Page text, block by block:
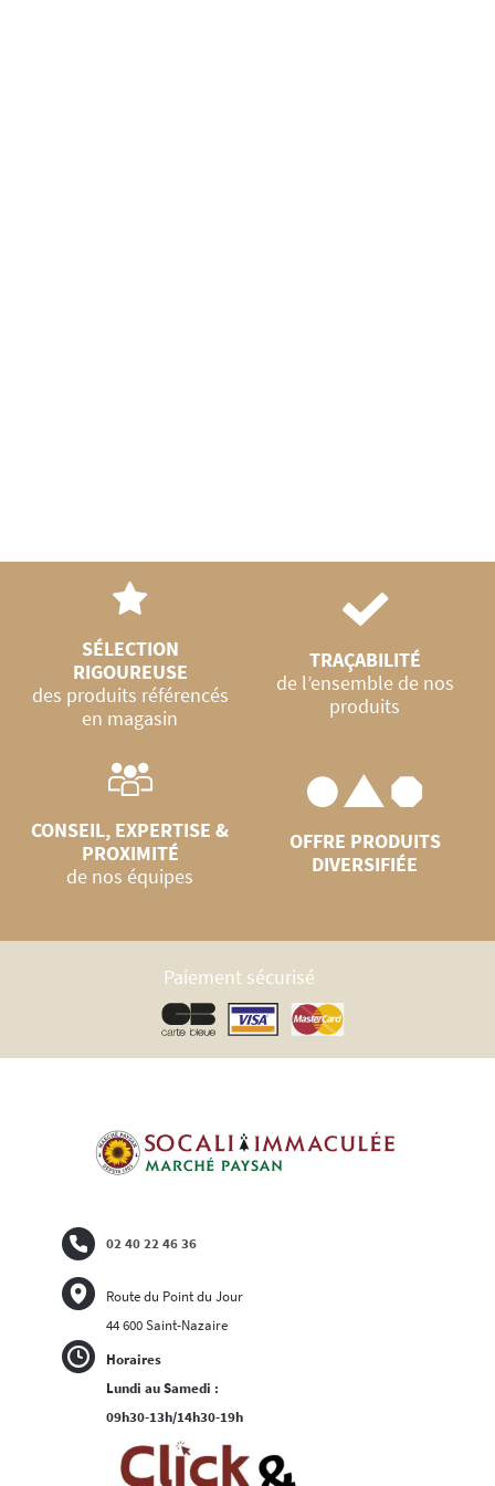
SÉLECTION
RIGOUREUSE
des produits référencés
en magasin
TRAÇABILITÉ
de l’ensemble de nos
produits
CONSEIL, EXPERTISE &
PROXIMITÉ
de nos équipes
OFFRE PRODUITS
DIVERSIFIÉE
Paiement sécurisé
Horaires
Lundi au Samedi :
09h30-13h/14h30-19h
02 40 22 46 36
Route du Point du Jour
44 600 Saint-Nazaire